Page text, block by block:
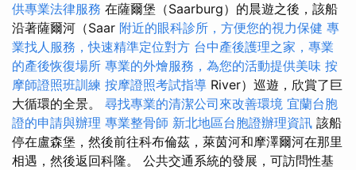
供專業法律服務 在薩爾堡（Saarburg）的晨遊之後，該船
沿著薩爾河（Saar 附近的眼科診所，方便您的視力保健 專
業找人服務，快速精準定位對方 台中產後護理之家，專業
的產後恢復場所 專業的外燴服務，為您的活動提供美味 按
摩師證照班訓練 按摩證照考試指導 River）巡遊，欣賞了巨
大循環的全景。 尋找專業的清潔公司來改善環境 宜蘭台胞
證的申請與辦理 專業整骨師 新北地區台胞證辦理資訊 該船
停在盧森堡，然後前往科布倫茲，萊茵河和摩澤爾河在那里
相遇，然後返回科隆。 公共交通系統的發展，可訪問性基